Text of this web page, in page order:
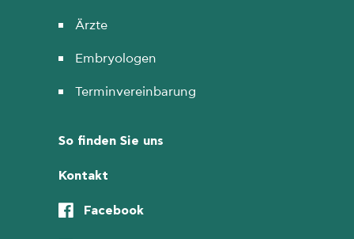
Ärzte
Embryologen
Terminvereinbarung
So finden Sie uns
Kontakt
Facebook